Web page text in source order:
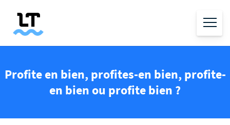
Profite en bien, profites-en bien, profite-
en bien ou profite bien ?